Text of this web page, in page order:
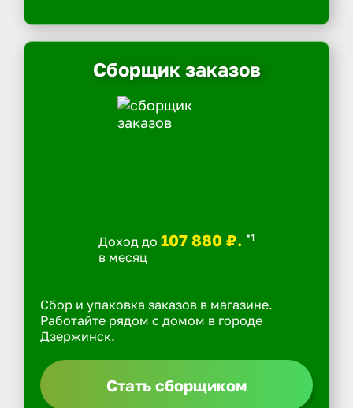
Сборщик заказов
Доход до 107 880 ₽. *1
в месяц
Сбор и упаковка заказов в магазине.
Работайте рядом с домом в городе
Дзержинск.
Стать сборщиком